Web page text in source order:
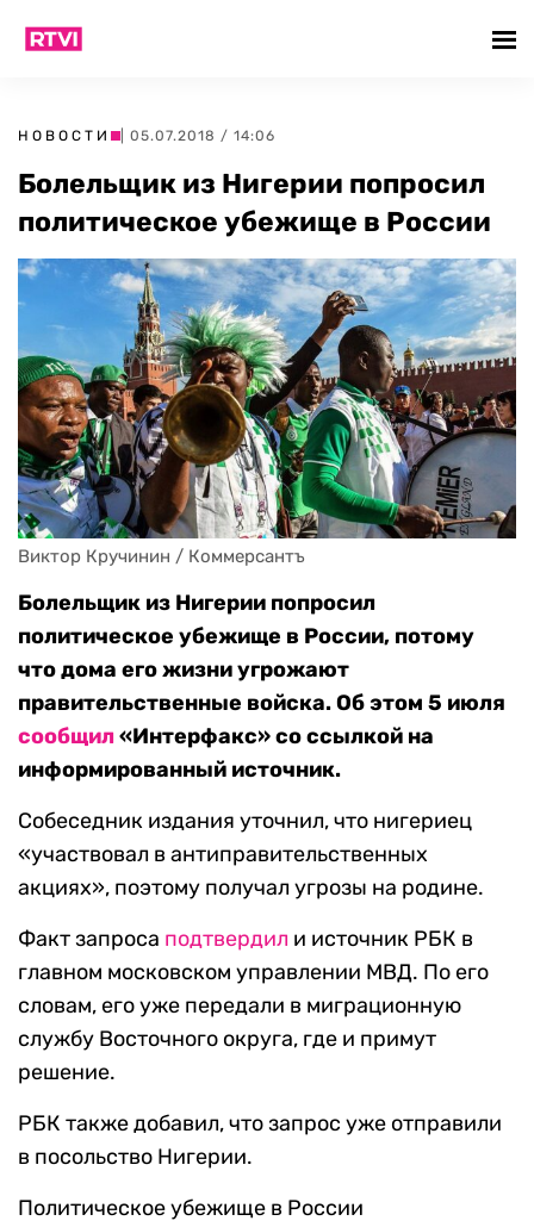
НОВОСТИ | 05.07.2018 / 14:06
Болельщик из Нигерии попросил
политическое убежище в России
Виктор Кручинин / Коммерсантъ
Болельщик из Нигерии попросил
политическое убежище в России, потому
что дома его жизни угрожают
правительственные войска. Об этом 5 июля
сообщил«Интерфакс» со ссылкой на
информированный источник.
Собеседник издания уточнил, что нигериец
«участвовал в антиправительственных
акциях», поэтому получал угрозы на родине.
Факт запроса подтвердил и источник РБК в
главном московском управлении МВД. По его
словам, его уже передали в миграционную
службу Восточного округа, где и примут
решение.
РБК также добавил, что запрос уже отправили
в посольство Нигерии.
Политическое убежище в России